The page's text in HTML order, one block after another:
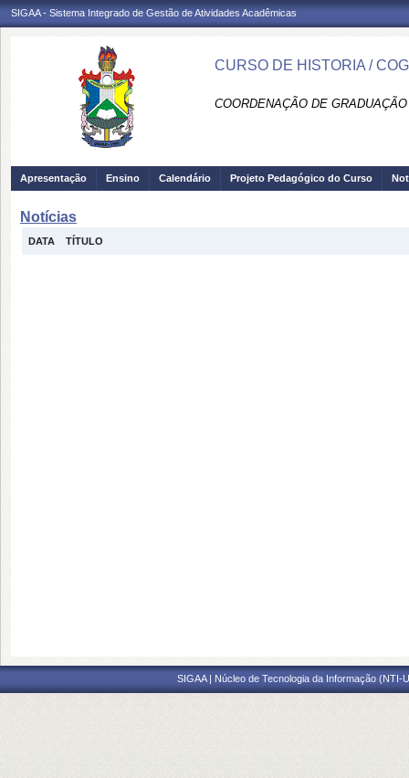
SIGAA - Sistema Integrado de Gestão de Atividades Acadêmicas
CURSO DE HISTORIA /
COORDENAÇÃO DE
Apresentação Ensino Calendário Projeto Pedagógico do Curso
Notícias
DATA TÍTULO
SIGAA | Núcleo de Tecnologia da Informação